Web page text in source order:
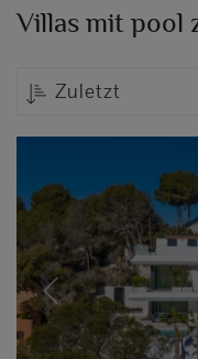
Villas mit pool
Zuletzt
Previous